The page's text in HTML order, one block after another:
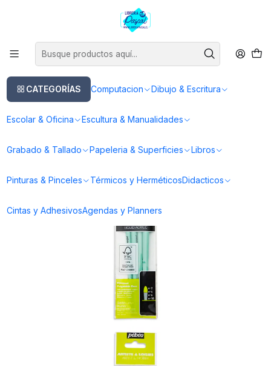
CATEGORÍAS Computacion Dibujo & Escritura
Escolar & Oficina Escultura & Manualidades
Grabado & Tallado Papeleria & Superficies Libros
Pinturas & Pinceles Térmicos y HerméticosDidacticos
Cintas y AdhesivosAgendas y Planners
Este es el texto del slide
Pinceles Pebeo Acrílico Fluido Set 4 Avellanados (Filbert)